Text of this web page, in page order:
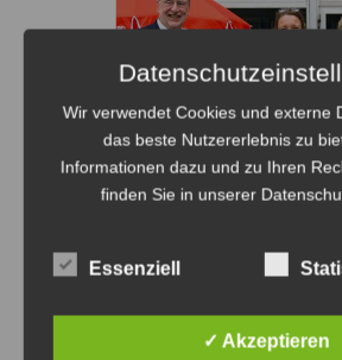
Bernd Lange, Leyla Hatami, Eva
Hogrefe (v.li.) sprachen auf dem
Wir verwendet Cookies und externe
das beste Nutzererlebnis zu
Informationen dazu und zu Ihren
finden Sie in unserer
Essenziell
✓ Akzeptieren